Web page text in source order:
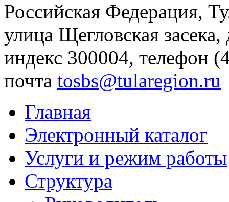
Российская Федерация,
улица Щегловская
индекс 300004, телефон
почта tosbs@tularegion.ru
Главная
Электронный каталог
Услуги и режим работы
Структура